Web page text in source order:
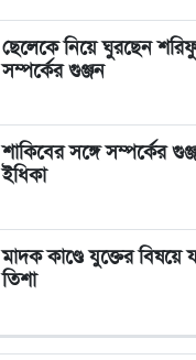
ছেলেকে নিয়ে ঘুরছেন
সম্পর্কের গুঞ্জন
শাকিবের সঙ্গে সম্পর্কের
ইধিকা
মাদক কাণ্ডে যুক্তের
তিশা